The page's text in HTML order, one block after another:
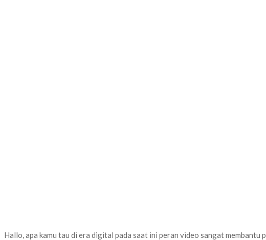
Hallo, apa kamu tau di era digital pada saat ini peran video sangat membantu